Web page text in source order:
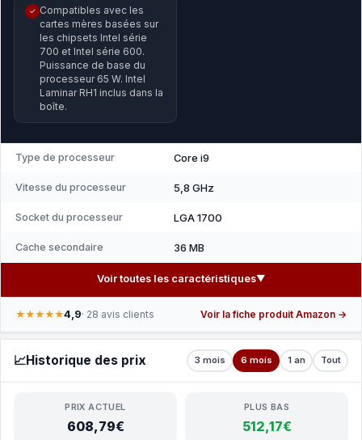
✓ Compatibles avec les
cartes mères basées sur
les chipsets Intel série
700 et Intel série 600.
Puissance de base du
processeur 65 W. Intel
Laminar RH1 inclus dans la
boîte.
Type de processeur Core i9
Vitesse du processeur 5,8 GHz
Socket du processeur LGA 1700
Cache secondaire 36 MB
Voir toutes les caractéristiques▼
★★★★★4,9· 28 avis clients Voir la fiche produit Amazon →
📈Historique des prix 3 mois 6 mois 1 an Tout
PRIX ACTUEL
608,79€
PLUS BAS
512,17€